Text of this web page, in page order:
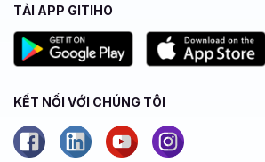
TẢI APP GITIHO
KẾT NỐI VỚI CHÚNG TÔI